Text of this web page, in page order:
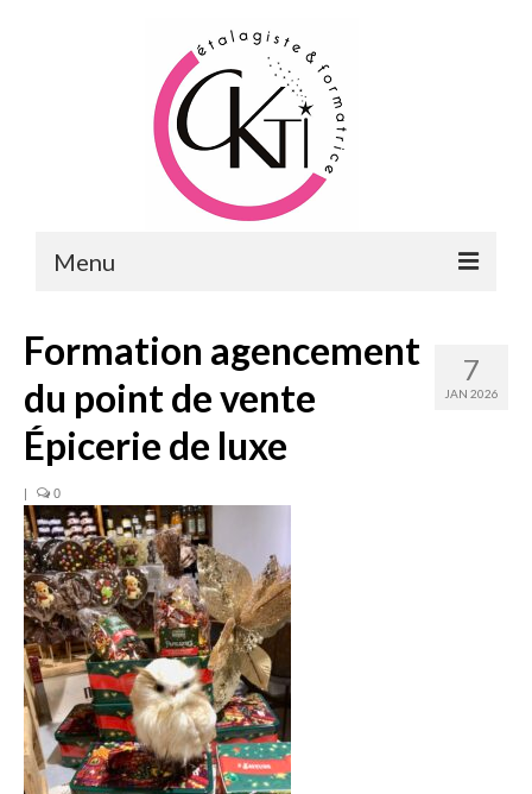
Menu
FORMATIONS RH
FORMATIONS DE FORMATEURS
CONSEILS & PRESTATIONS
REALISATIONS
CONTACT
7
JAN 2026
Formation agencement
du point de vente
Épicerie de luxe
| 0